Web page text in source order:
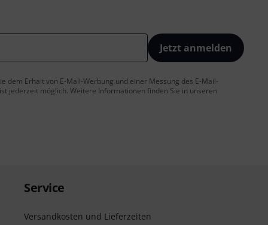
Jetzt anmelden
dem Erhalt von E-Mail-Werbung und einer Messung des E-Mail-
jederzeit möglich. Weitere Informationen finden Sie in unseren
Service
Versandkosten und Lieferzeiten